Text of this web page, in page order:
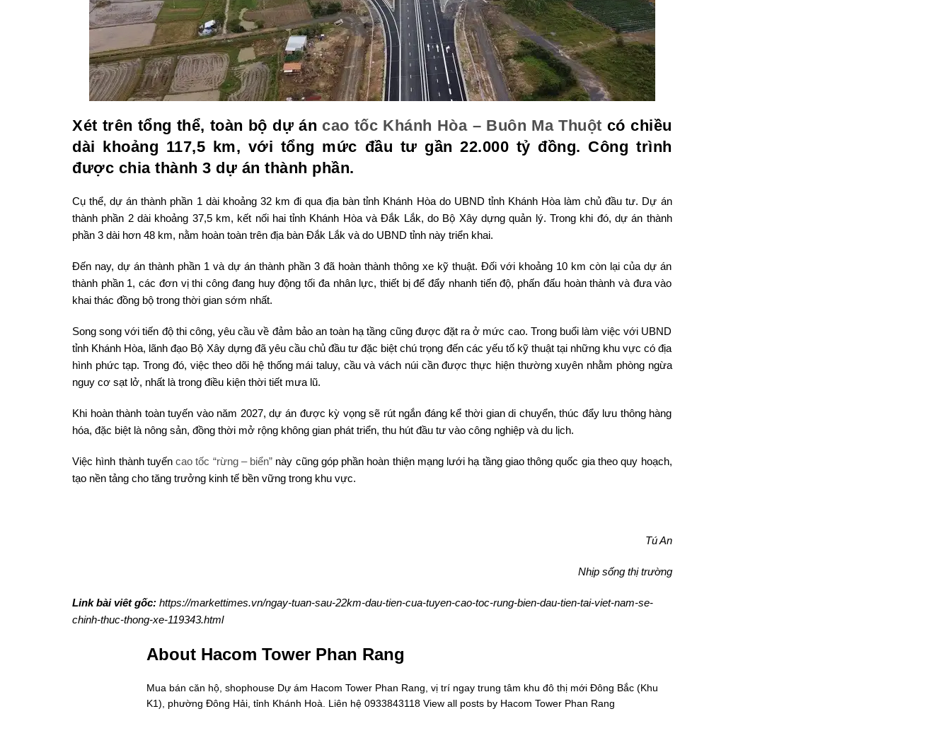
Xét trên tổng thể, toàn bộ dự án cao tốc Khánh Hòa – Buôn Ma Thuột có chiều
dài khoảng 117,5 km, với tổng mức đầu tư gần 22.000 tỷ đồng. Công trình
được chia thành 3 dự án thành phần.
Cụ thể, dự án thành phần 1 dài khoảng 32 km đi qua địa bàn tỉnh Khánh Hòa do UBND tỉnh Khánh Hòa làm chủ đầu tư. Dự án
thành phần 2 dài khoảng 37,5 km, kết nối hai tỉnh Khánh Hòa và Đắk Lắk, do Bộ Xây dựng quản lý. Trong khi đó, dự án thành
phần 3 dài hơn 48 km, nằm hoàn toàn trên địa bàn Đắk Lắk và do UBND tỉnh này triển khai.
Đến nay, dự án thành phần 1 và dự án thành phần 3 đã hoàn thành thông xe kỹ thuật. Đối với khoảng 10 km còn lại của dự án
thành phần 1, các đơn vị thi công đang huy động tối đa nhân lực, thiết bị để đẩy nhanh tiến độ, phấn đấu hoàn thành và đưa vào
khai thác đồng bộ trong thời gian sớm nhất.
Song song với tiến độ thi công, yêu cầu về đảm bảo an toàn hạ tầng cũng được đặt ra ở mức cao. Trong buổi làm việc với UBND
tỉnh Khánh Hòa, lãnh đạo Bộ Xây dựng đã yêu cầu chủ đầu tư đặc biệt chú trọng đến các yếu tố kỹ thuật tại những khu vực có địa
hình phức tạp. Trong đó, việc theo dõi hệ thống mái taluy, cầu và vách núi cần được thực hiện thường xuyên nhằm phòng ngừa
nguy cơ sạt lở, nhất là trong điều kiện thời tiết mưa lũ.
Khi hoàn thành toàn tuyến vào năm 2027, dự án được kỳ vọng sẽ rút ngắn đáng kể thời gian di chuyển, thúc đẩy lưu thông hàng
hóa, đặc biệt là nông sản, đồng thời mở rộng không gian phát triển, thu hút đầu tư vào công nghiệp và du lịch.
Việc hình thành tuyếncao tốc “rừng – biển” này cũng góp phần hoàn thiện mạng lưới hạ tầng giao thông quốc gia theo quy hoạch,
tạo nền tảng cho tăng trưởng kinh tế bền vững trong khu vực.
Tú An
Nhịp sống thị trường
Link bài viêt gốc: https://markettimes.vn/ngay-tuan-sau-22km-dau-tien-cua-tuyen-cao-toc-rung-bien-dau-tien-tai-viet-nam-se-
chinh-thuc-thong-xe-119343.html
About Hacom Tower Phan Rang
Mua bán căn hộ, shophouse Dự ám Hacom Tower Phan Rang, vị trí ngay trung tâm khu đô thị mới Đông Bắc (Khu
K1), phường Đông Hải, tỉnh Khánh Hoà. Liên hệ 0933843118 View all posts by Hacom Tower Phan Rang